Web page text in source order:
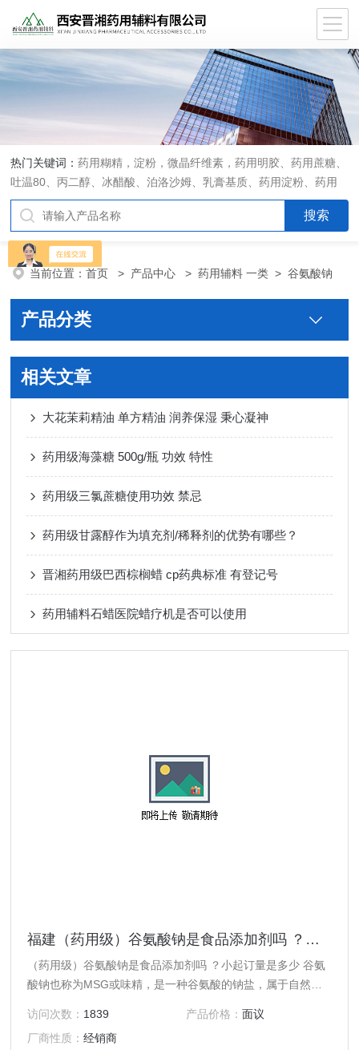
热门关键词：药用糊精，淀粉，微晶纤维素，药用明胶、药用蔗糖、
吐温80、丙二醇、冰醋酸、泊洛沙姆、乳膏基质、药用淀粉、药用
糊精、硬脂酸镁、聚丙烯酸树脂系列、羧甲基淀粉钠、羧甲基纤维素
钠、可溶性淀粉、甘露醇、羟丙纤维素、羟丙基甲基纤维素、乳糖、
交联聚维酮、交联羧甲基纤维素钠、聚乙二醇（PEG）系列、二氧化
硅、聚乙烯吡咯烷酮、十八醇、十六醇、预交化淀粉、微晶纤维素、
甲基纤维素、乙基纤维素，三氯蔗糖，麝香草酚，药用蜂蜜，
当前位置：首页 > 产品中心 >药用辅料 一类 >谷氨酸钠
产品分类
相关文章
大花茉莉精油 单方精油 润养保湿 秉心凝神
药用级海藻糖 500g/瓶 功效 特性
药用级三氯蔗糖使用功效 禁忌
药用级甘露醇作为填充剂/稀释剂的优势有哪些？
晋湘药用级巴西棕榈蜡 cp药典标准 有登记号
药用辅料石蜡医院蜡疗机是否可以使用
福建（药用级）谷氨酸钠是食品添加剂吗 ？小起订量是多少
（药用级）谷氨酸钠是食品添加剂吗 ？小起订量是多少 谷氨
酸钠也称为MSG或味精，是一种谷氨酸的钠盐，属于自然形
色结晶 CAS登录号：142-47-2 缩写：MS 化学式 ：
C5H8NNaO4
访问次数： 1839 产品价格： 面议
厂商性质：经销商